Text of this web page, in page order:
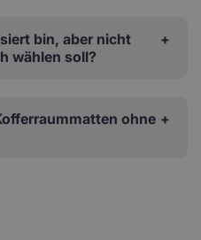
bin, aber nicht
wählen soll?
ohne